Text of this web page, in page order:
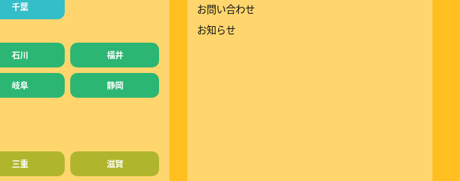
千葉
石川 福井
岐阜 静岡
三重 滋賀
お問い合わせ
お知らせ